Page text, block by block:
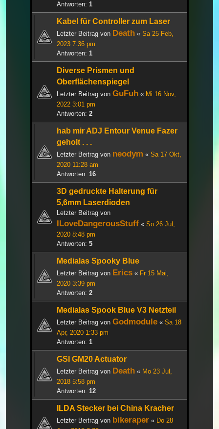
Antworten: 1
Kabel für Controller zum Laser
Letzter Beitrag von Death « Sa 25 Feb,
2023 7:36 pm
Antworten: 1
Diverse Prismen und
Oberflächenspiegel
Letzter Beitrag von GuFuh « Mi 16 Nov,
2022 3:01 pm
Antworten: 2
hab mir ADJ Entour Venue Fazer
geholt . . .
Letzter Beitrag von neodym « Sa 17 Okt,
2020 11:28 am
Antworten: 16
3D gedruckte Halterung für
5,6mm Laserdioden
Letzter Beitrag von
ILoveDangerousStuff « So 26 Jul,
2020 8:48 pm
Antworten: 5
Medialas Spooky Blue
Letzter Beitrag von Erics « Fr 15 Mai,
2020 3:39 pm
Antworten: 2
Medialas Spook Blue V3 Netzteil
Letzter Beitrag von Godmodule « Sa 18
Apr, 2020 1:33 pm
Antworten: 1
GSI GM20 Actuator
Letzter Beitrag von Death « Mo 23 Jul,
2018 5:58 pm
Antworten: 12
ILDA Stecker bei China Kracher
Letzter Beitrag von bikeraper « Do 28